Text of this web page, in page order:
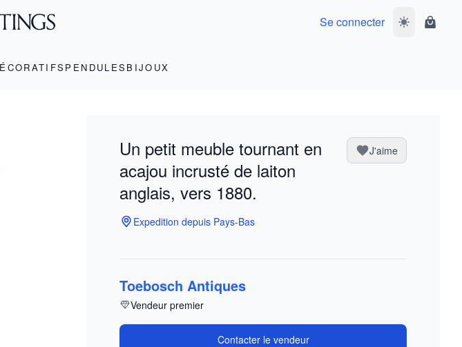
Se connecter Basculer le
Panier
PENDULES BIJOUX
Un petit meuble tournant en
acajou incrusté de laiton
anglais, vers 1880.
J'aime
Expedition depuis Pays-Bas
Toebosch Antiques
Vendeur premier
Contacter le vendeur